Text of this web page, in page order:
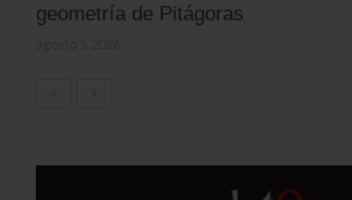
geometría de Pitágoras